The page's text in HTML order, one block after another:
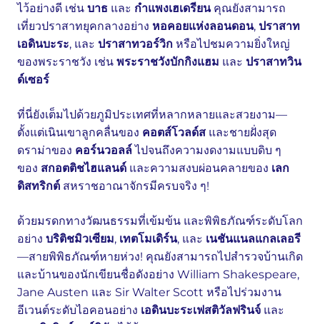
ไว้อย่างดี เช่น บาธ และ กำแพงเฮเดรียนคุณยังสามารถ
เที่ยวปราสาทยุคกลางอย่าง หอคอยแห่งลอนดอน, ปราสาท
เอดินบะระ, และ ปราสาทวอร์วิก หรือไปชมความยิ่งใหญ่
ของพระราชวัง เช่น พระราชวังบักกิงแฮม และ ปราสาทวิน
ด์เซอร์
ที่นี่ยังเต็มไปด้วยภูมิประเทศที่หลากหลายและสวยงาม—
ตั้งแต่เนินเขาลูกคลื่นของ คอตส์โวลด์ส และชายฝั่งสุด
ดราม่าของ คอร์นวอลล์ไปจนถึงความงดงามแบบดิบ ๆ
ของ สกอตติชไฮแลนด์ และความสงบผ่อนคลายของ เลก
ดิสทริกต์ สหราชอาณาจักรมีครบจริง ๆ!
ด้วยมรดกทางวัฒนธรรมที่เข้มข้น และพิพิธภัณฑ์ระดับโลก
อย่าง บริติชมิวเซียม, เทตโมเดิร์น, และ เนชันแนลแกลเลอรี
—สายพิพิธภัณฑ์หายห่วง! คุณยังสามารถไปสำรวจบ้านเกิด
และบ้านของนักเขียนชื่อดังอย่าง William Shakespeare,
Jane Austen และ Sir Walter Scott หรือไปร่วมงาน
อีเวนต์ระดับไอคอนอย่าง เอดินบะระเฟสติวัลฟรินจ์ และ